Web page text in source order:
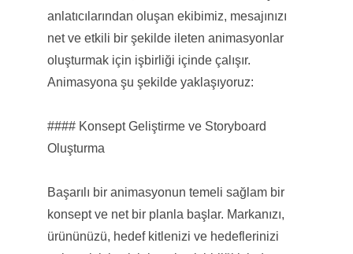
anlatıcılarından oluşan ekibimiz, mesajınızı
net ve etkili bir şekilde ileten animasyonlar
oluşturmak için işbirliği içinde çalışır.
Animasyona şu şekilde yaklaşıyoruz:
#### Konsept Geliştirme ve Storyboard
Oluşturma
Başarılı bir animasyonun temeli sağlam bir
konsept ve net bir planla başlar. Markanızı,
ürününüzü, hedef kitlenizi ve hedeflerinizi